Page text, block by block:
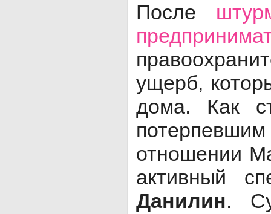
После
ущерб,
дома. Как
отношении
активный
Данилин.